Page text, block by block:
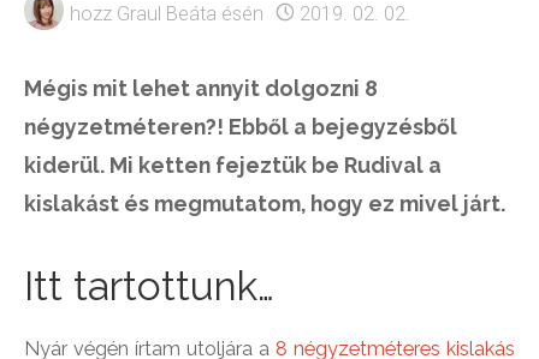
hozz Graul Beáta ésén 2019. 02. 02.
Mégis mit lehet annyit dolgozni 8
négyzetméteren?! Ebből a bejegyzésből
kiderül. Mi ketten fejeztük be Rudival a
kislakást és megmutatom, hogy ez mivel járt.
Itt tartottunk…
Nyár végén írtam utoljára a 8 négyzetméteres kislakás